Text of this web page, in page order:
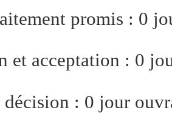
promis : 0
et acceptation : 0
décision : 0 jour